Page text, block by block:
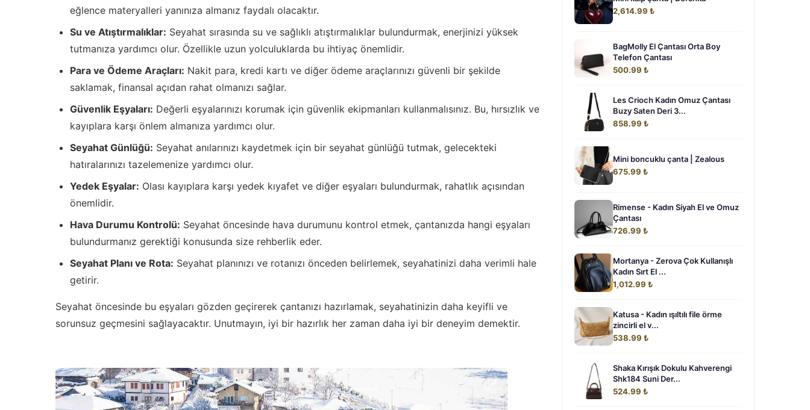
eğlence materyalleri yanınıza almanız faydalı olacaktır.
Su ve Atıştırmalıklar: Seyahat sırasında su ve sağlıklı atıştırmalıklar bulundurmak, enerjinizi yüksek
tutmanıza yardımcı olur. Özellikle uzun yolculuklarda bu ihtiyaç önemlidir.
Para ve Ödeme Araçları: Nakit para, kredi kartı ve diğer ödeme araçlarınızı güvenli bir şekilde
saklamak, finansal açıdan rahat olmanızı sağlar.
Güvenlik Eşyaları: Değerli eşyalarınızı korumak için güvenlik ekipmanları kullanmalısınız. Bu, hırsızlık ve
kayıplara karşı önlem almanıza yardımcı olur.
Seyahat Günlüğü: Seyahat anılarınızı kaydetmek için bir seyahat günlüğü tutmak, gelecekteki
hatıralarınızı tazelemenize yardımcı olur.
Yedek Eşyalar: Olası kayıplara karşı yedek kıyafet ve diğer eşyaları bulundurmak, rahatlık açısından
önemlidir.
Hava Durumu Kontrolü: Seyahat öncesinde hava durumunu kontrol etmek, çantanızda hangi eşyaları
bulundurmanız gerektiği konusunda size rehberlik eder.
Seyahat Planı ve Rota: Seyahat planınızı ve rotanızı önceden belirlemek, seyahatinizi daha verimli hale
getirir.
Seyahat öncesinde bu eşyaları gözden geçirerek çantanızı hazırlamak, seyahatinizin daha keyifli ve
sorunsuz geçmesini sağlayacaktır. Unutmayın, iyi bir hazırlık her zaman daha iyi bir deneyim demektir.
2,614.99 ₺
BagMolly El Çantası Orta Boy
Telefon Çantası
500.99 ₺
Les Crioch Kadın Omuz Çantası
Buzy Saten Deri 3...
858.99 ₺
Mini boncuklu çanta | Zealous
675.99 ₺
Rimense - Kadın Siyah El ve Omuz
Çantası
726.99 ₺
Mortanya - Zerova Çok Kullanışlı
Kadın Sırt El ...
1,012.99 ₺
Katusa - Kadın ışıltılı file örme
zincirli el v...
538.99 ₺
Shaka Kırışık Dokulu Kahverengi
Shk184 Suni Der...
524.99 ₺